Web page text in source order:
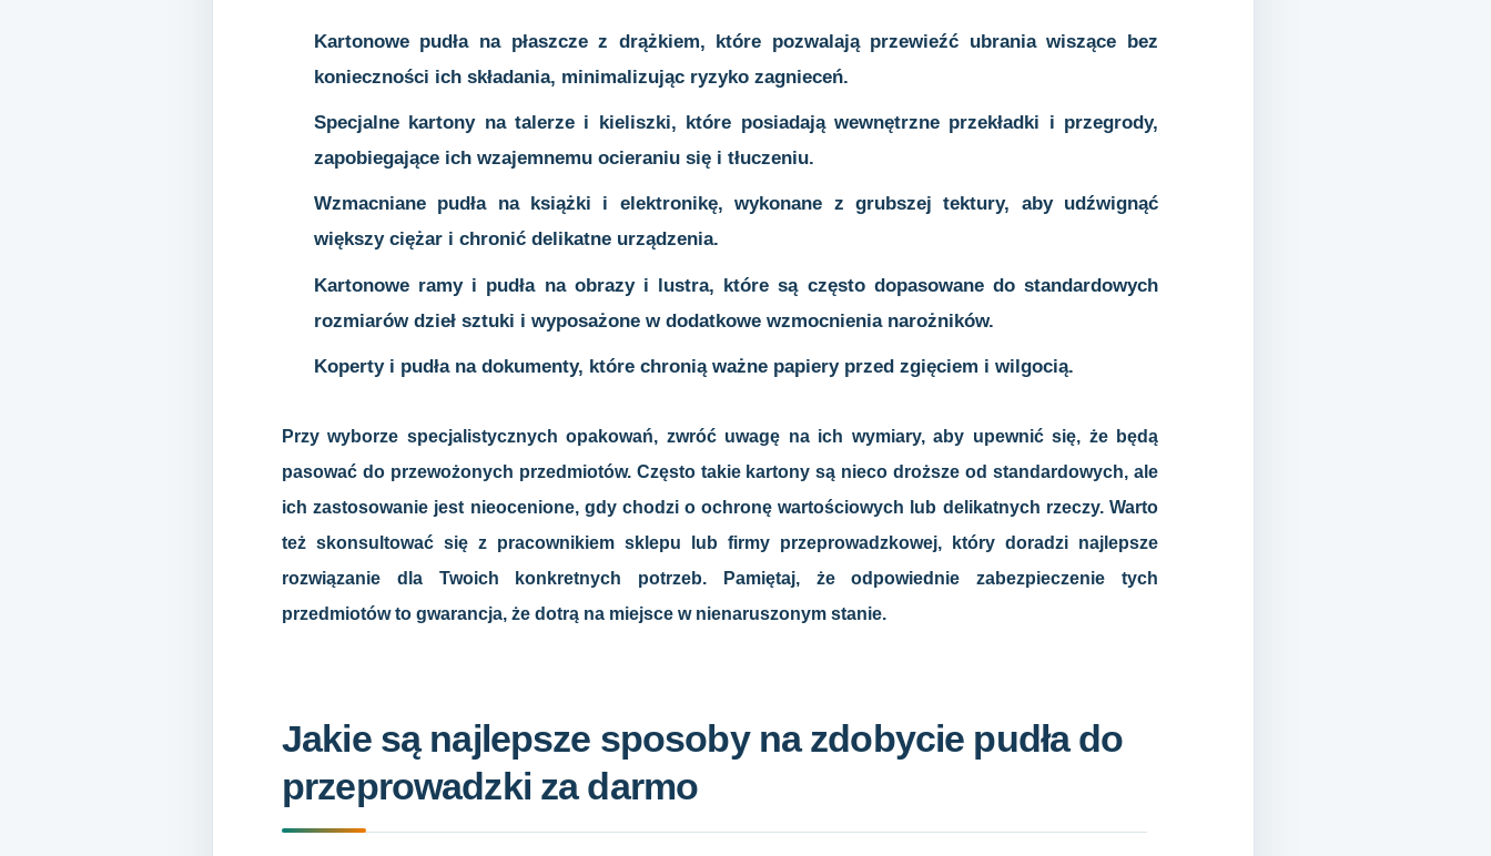
Kartonowe pudła na płaszcze z drążkiem, które pozwalają przewieźć ubrania wiszące bez
konieczności ich składania, minimalizując ryzyko zagnieceń.
Specjalne kartony na talerze i kieliszki, które posiadają wewnętrzne przekładki i przegrody,
zapobiegające ich wzajemnemu ocieraniu się i tłuczeniu.
Wzmacniane pudła na książki i elektronikę, wykonane z grubszej tektury, aby udźwignąć
większy ciężar i chronić delikatne urządzenia.
Kartonowe ramy i pudła na obrazy i lustra, które są często dopasowane do standardowych
rozmiarów dzieł sztuki i wyposażone w dodatkowe wzmocnienia narożników.
Koperty i pudła na dokumenty, które chronią ważne papiery przed zgięciem i wilgocią.
Przy wyborze specjalistycznych opakowań, zwróć uwagę na ich wymiary, aby upewnić się, że będą
pasować do przewożonych przedmiotów. Często takie kartony są nieco droższe od standardowych, ale
ich zastosowanie jest nieocenione, gdy chodzi o ochronę wartościowych lub delikatnych rzeczy. Warto
też skonsultować się z pracownikiem sklepu lub firmy przeprowadzkowej, który doradzi najlepsze
rozwiązanie dla Twoich konkretnych potrzeb. Pamiętaj, że odpowiednie zabezpieczenie tych
przedmiotów to gwarancja, że dotrą na miejsce w nienaruszonym stanie.
Jakie są najlepsze sposoby na zdobycie pudła do
przeprowadzki za darmo